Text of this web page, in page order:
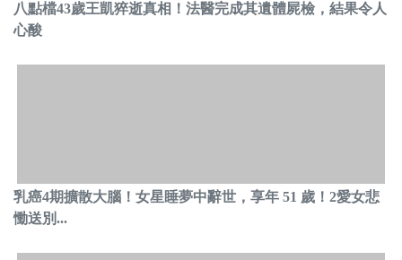
八點檔43歲王凱猝逝真相！法醫完成其遺體屍檢，結果令人
心酸
乳癌4期擴散大腦！女星睡夢中辭世，享年 51 歲！2愛女悲
慟送別...